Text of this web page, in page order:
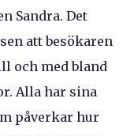
Sandra. Det
att besökaren
och med bland
Alla har sina
påverkar hur